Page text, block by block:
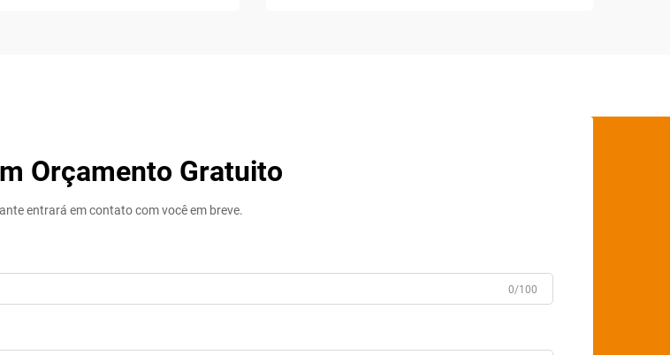
Orçamento Gratuito
entrará em contato com você em breve.
0/100